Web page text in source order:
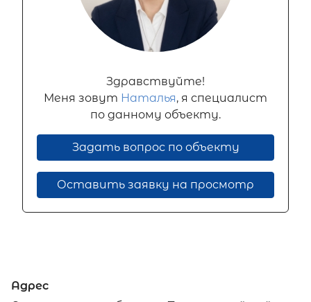
Здравствуйте!
Меня зовут Наталья, я специалист
по данному объекту.
Задать вопрос по объекту
Оставить заявку на просмотр
Адрес